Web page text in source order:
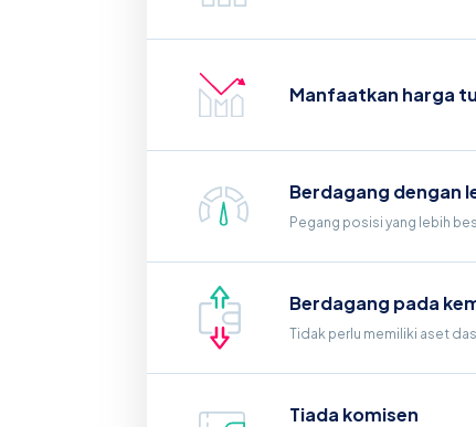
Manfaatkan harga
Berdagang dengan
Pegang posisi yang lebih
Berdagang pada
Tidak perlu memiliki aset
Tiada komisen